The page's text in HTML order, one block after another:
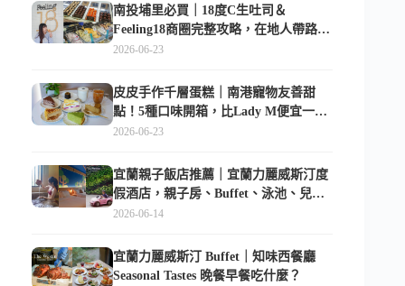
南投埔里必買｜18度C生吐司＆
Feeling18商圈完整攻略，在地人帶路這
樣逛
2026-06-23
皮皮手作千層蛋糕｜南港寵物友善甜
點！5種口味開箱，比Lady M便宜一半
的台北隱藏版
2026-06-23
宜蘭親子飯店推薦｜宜蘭力麗威斯汀度
假酒店，親子房、Buffet、泳池、兒童
俱樂部超適合放電
2026-06-14
宜蘭力麗威斯汀 Buffet｜知味西餐廳
Seasonal Tastes 晚餐早餐吃什麼？